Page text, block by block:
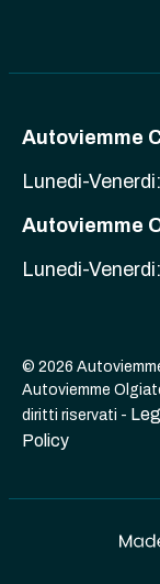
Autoviemme
Lunedi-
Autoviemme
Lunedi-
© 2026
Autoviemme
diritti riservati -
Policy